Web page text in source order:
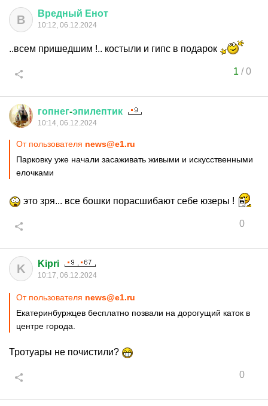
В Вредный Енот
10:12, 06.12.2024
..всем пришедшим !.. костыли и гипс в подарок
1 /0
гопнег-эпилептик
10:14, 06.12.2024
От пользователя news@e1.ru
Парковку уже начали засаживать живыми и искусственными
елочками
это зря... все бошки порасшибают себе юзеры !
0
K Kipri
10:17, 06.12.2024
От пользователя news@e1.ru
Екатеринбуржцев бесплатно позвали на дорогущий каток в
центре города.
Тротуары не почистили?
0